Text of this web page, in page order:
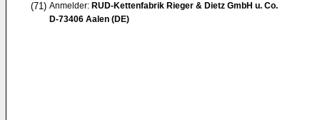
(71) Anmelder: RUD-Kettenfabrik Rieger & Dietz GmbH u. Co.
D-73406 Aalen (DE)